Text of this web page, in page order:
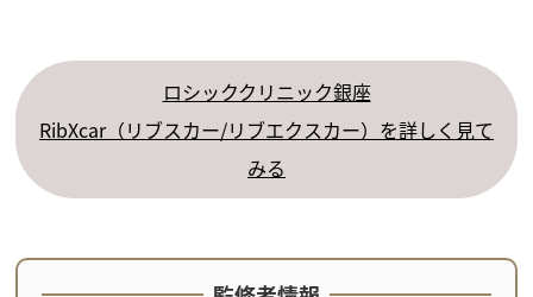
ロシッククリニック銀座
RibXcar（リブスカー/リブエクスカー）を詳しく見て
みる